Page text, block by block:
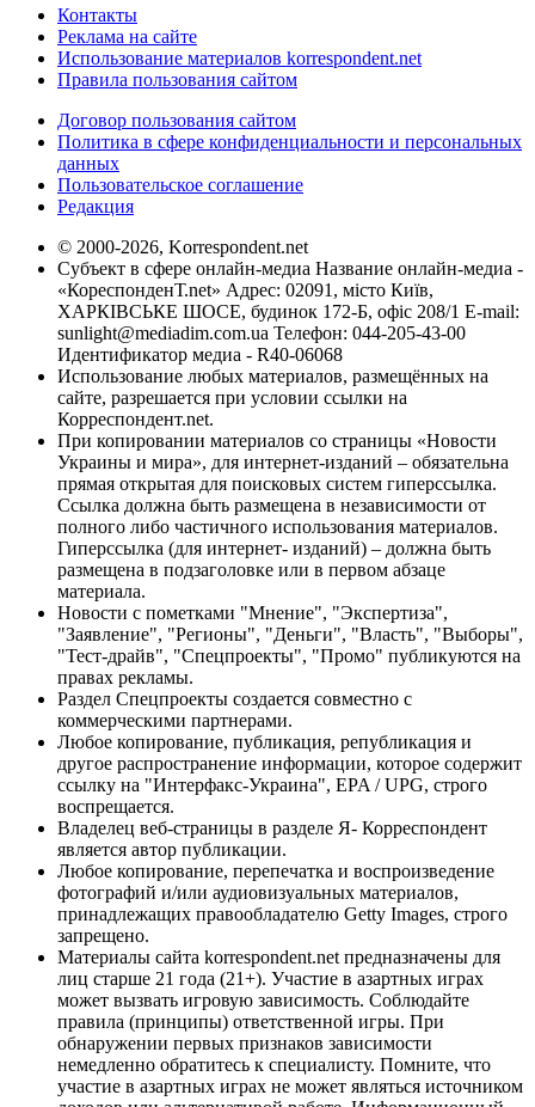
Контакты
Реклама на сайте
Использование материалов korrespondent.net
Правила пользования сайтом
Договор пользования сайтом
Политика в сфере конфиденциальности и персональных
данных
Пользовательское соглашение
Редакция
© 2000-2026, Korrespondent.net
Субъект в сфере онлайн-медиа Название онлайн-медиа -
«КореспонденТ.net» Адрес: 02091, місто Київ,
ХАРКІВСЬКЕ ШОСЕ, будинок 172-Б, офіс 208/1 E-mail:
sunlight@mediadim.com.ua Телефон: 044-205-43-00
Идентификатор медиа - R40-06068
Использование любых материалов, размещённых на
сайте, разрешается при условии ссылки на
Корреспондент.net.
При копировании материалов со страницы «Новости
Украины и мира», для интернет-изданий – обязательна
прямая открытая для поисковых систем гиперссылка.
Ссылка должна быть размещена в независимости от
полного либо частичного использования материалов.
Гиперссылка (для интернет- изданий) – должна быть
размещена в подзаголовке или в первом абзаце
материала.
Новости с пометками "Мнение", "Экспертиза",
"Заявление", "Регионы", "Деньги", "Власть", "Выборы",
"Тест-драйв", "Спецпроекты", "Промо" публикуются на
правах рекламы.
Раздел Спецпроекты создается совместно с
коммерческими партнерами.
Любое копирование, публикация, републикация и
другое распространение информации, которое содержит
ссылку на "Интерфакс-Украина", EPA / UPG, строго
воспрещается.
Владелец веб-страницы в разделе Я- Корреспондент
является автор публикации.
Любое копирование, перепечатка и воспроизведение
фотографий и/или аудиовизуальных материалов,
принадлежащих правообладателю Getty Images, строго
запрещено.
Материалы сайта korrespondent.net предназначены для
лиц старше 21 года (21+). Участие в азартных играх
может вызвать игровую зависимость. Соблюдайте
правила (принципы) ответственной игры. При
обнаружении первых признаков зависимости
немедленно обратитесь к специалисту. Помните, что
участие в азартных играх не может являться источником